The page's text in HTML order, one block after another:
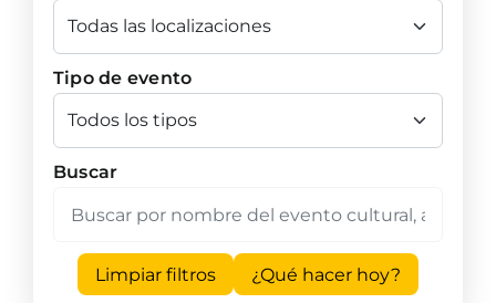
Tipo de evento
Buscar
Limpiar filtros ¿Qué hacer hoy?